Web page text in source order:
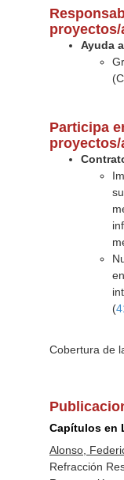
proyectos/
Ayuda
Participa
proyectos/
(
Cobertura de
Capítulos en
Alonso,
Refracción